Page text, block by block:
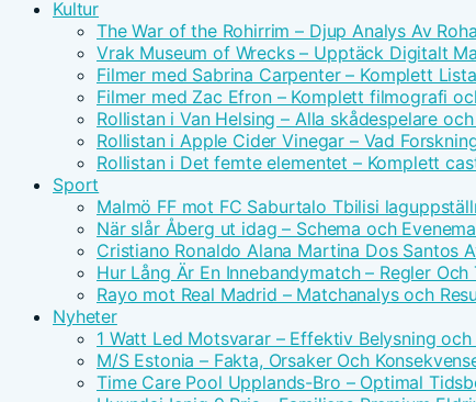
Kultur
The War of the Rohirrim – Djup Analys Av
Vrak Museum of Wrecks – Upptäck Digitalt
Filmer med Sabrina Carpenter – Komplett
Filmer med Zac Efron – Komplett filmografi
Rollistan i Van Helsing – Alla skådespelare
Rollistan i Apple Cider Vinegar – Vad
Rollistan i Det femte elementet – Komplett
Sport
Malmö FF mot FC Saburtalo Tbilisi
När slår Åberg ut idag – Schema och
Cristiano Ronaldo Alana Martina Dos Santos
Hur Lång Är En Innebandymatch – Regler Och
Rayo mot Real Madrid – Matchanalys och
Nyheter
1 Watt Led Motsvarar – Effektiv Belysning och
M/S Estonia – Fakta, Orsaker Och
Time Care Pool Upplands-Bro – Optimal